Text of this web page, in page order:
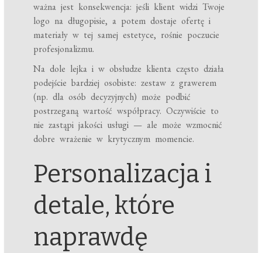
ważna jest konsekwencja: jeśli klient widzi Twoje
logo na długopisie, a potem dostaje ofertę i
materiały w tej samej estetyce, rośnie poczucie
profesjonalizmu.
Na dole lejka i w obsłudze klienta często działa
podejście bardziej osobiste: zestaw z grawerem
(np. dla osób decyzyjnych) może podbić
postrzeganą wartość współpracy. Oczywiście to
nie zastąpi jakości usługi — ale może wzmocnić
dobre wrażenie w krytycznym momencie.
Personalizacja i
detale, które
naprawdę